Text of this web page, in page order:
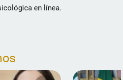
en línea.